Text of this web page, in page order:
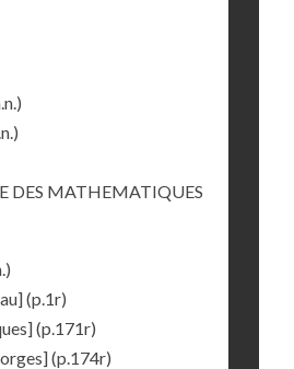
DES MATHEMATIQUES
(p.1r)
(p.171r)
(p.174r)